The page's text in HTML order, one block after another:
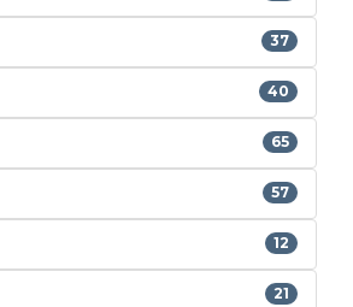
37
40
65
57
12
21